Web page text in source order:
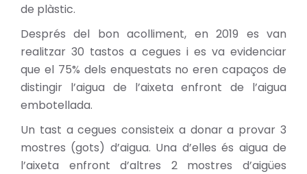
de plàstic.
Després del bon acolliment, en 2019 es van
realitzar 30 tastos a cegues i es va evidenciar
que el 75% dels enquestats no eren capaços de
distingir l’aigua de l’aixeta enfront de l’aigua
embotellada.
Un tast a cegues consisteix a donar a provar 3
mostres (gots) d’aigua. Una d’elles és aigua de
l’aixeta enfront d’altres 2 mostres d’aigües